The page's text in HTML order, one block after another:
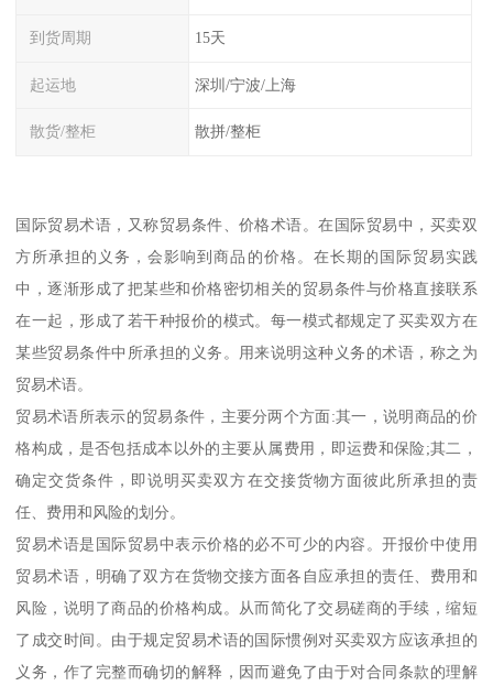
到货周期 15天
起运地 深圳/宁波/上海
散货/整柜 散拼/整柜
国际贸易术语，又称贸易条件、价格术语。在国际贸易中，买卖双
方所承担的义务，会影响到商品的价格。在长期的国际贸易实践
中，逐渐形成了把某些和价格密切相关的贸易条件与价格直接联系
在一起，形成了若干种报价的模式。每一模式都规定了买卖双方在
某些贸易条件中所承担的义务。用来说明这种义务的术语，称之为
贸易术语。
贸易术语所表示的贸易条件，主要分两个方面:其一，说明商品的价
格构成，是否包括成本以外的主要从属费用，即运费和保险;其二，
确定交货条件，即说明买卖双方在交接货物方面彼此所承担的责
任、费用和风险的划分。
贸易术语是国际贸易中表示价格的必不可少的内容。开报价中使用
贸易术语，明确了双方在货物交接方面各自应承担的责任、费用和
风险，说明了商品的价格构成。从而简化了交易磋商的手续，缩短
了成交时间。由于规定贸易术语的国际惯例对买卖双方应该承担的
义务，作了完整而确切的解释，因而避免了由于对合同条款的理解